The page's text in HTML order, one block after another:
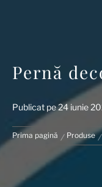
Pernă
Publicat pe24 iunie
Prima pagină Produse